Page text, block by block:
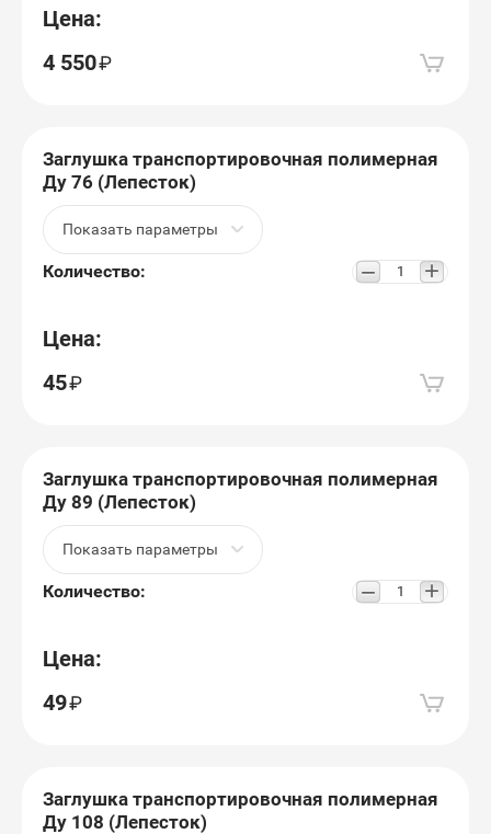
Цена:
4 550
Заглушка транспортировочная полимерная
Ду 76 (Лепесток)
Показать параметры
Количество: − +
Цена:
45
Заглушка транспортировочная полимерная
Ду 89 (Лепесток)
Показать параметры
Количество: − +
Цена:
49
Заглушка транспортировочная полимерная
Ду 108 (Лепесток)